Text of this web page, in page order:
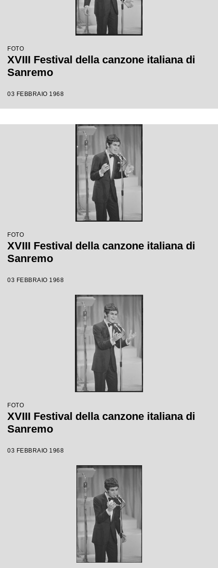
FOTO
XVIII Festival della canzone italiana di
Sanremo
03 FEBBRAIO 1968
FOTO
XVIII Festival della canzone italiana di
Sanremo
03 FEBBRAIO 1968
FOTO
XVIII Festival della canzone italiana di
Sanremo
03 FEBBRAIO 1968